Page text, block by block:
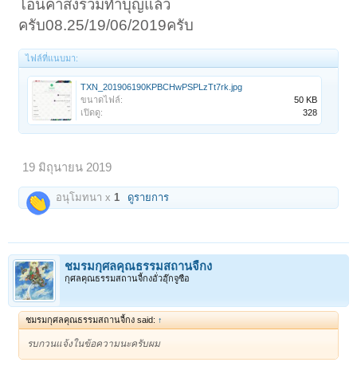
โอนค่าส่งร่วมทำบุญแล้ว
ครับ08.25/19/06/2019ครับ
ไฟล์ที่แนบมา:
TXN_201906190KPBCHwPSPLzTt7rk.jpg
ขนาดไฟล์:
50 KB
เปิดดู:
328
19 มิถุนายน 2019
อนุโมทนา x1 ดูรายการ
ชมรมกุศลคุณธรรมสถานจี้กง
กุศลคุณธรรมสถานจี้กงอั่วฮุ๊กจูซือ
ชมรมกุศลคุณธรรมสถานจี้กง said: ↑
รบกวนแจ้งในข้อความนะครับผม